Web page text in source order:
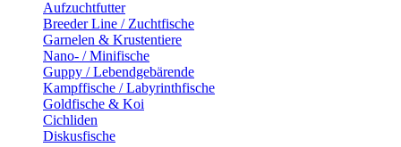
Aufzuchtfutter
Breeder Line / Zuchtfische
Garnelen & Krustentiere
Nano- / Minifische
Guppy / Lebendgebärende
Kampffische / Labyrinthfische
Goldfische & Koi
Cichliden
Diskusfische